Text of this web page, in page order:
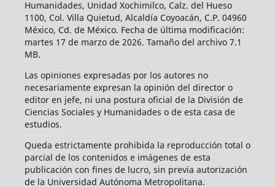
Humanidades, Unidad Xochimilco, Calz. del Hueso
1100, Col. Villa Quietud, Alcaldía Coyoacán, C.P. 04960
México, Cd. de México. Fecha de última modificación:
martes 17 de marzo de 2026. Tamaño del archivo 7.1
MB.
Las opiniones expresadas por los autores no
necesariamente expresan la opinión del director o
editor en jefe, ni una postura oficial de la División de
Ciencias Sociales y Humanidades o de esta casa de
estudios.
Queda estrictamente prohibida la reproducción total o
parcial de los contenidos e imágenes de esta
publicación con fines de lucro, sin previa autorización
de la Universidad Autónoma Metropolitana.